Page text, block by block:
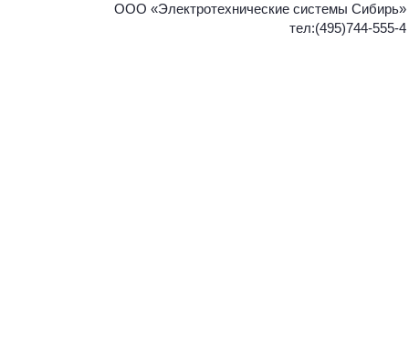
ООО «Электротехнические системы Сибирь»
тел:(495)744-555-4